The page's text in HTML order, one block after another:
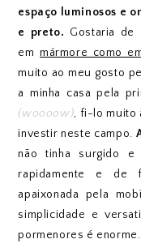
espaço luminosos e
e preto. Gostaria de
emmármore como
muito ao meu gosto
a minha casa pela
(woooow), fi-lo muito
investir neste campo.
não tinha surgido
rapidamente e de
apaixonada pela
simplicidade e
pormenores é enorme.